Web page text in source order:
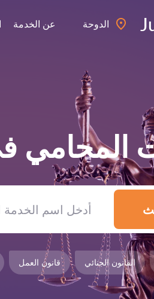
الدوحة عن الخدمة
المحامي
القانون الجنائي قانون العمل